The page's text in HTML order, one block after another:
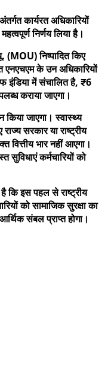
कार्यरत अधिकारियों
निर्णय लिया है।
निष्पादित किए
के उन अधिकारियों
इंडिया में संचालित है, ₹6
कराया जाएगा।
किया जाएगा। स्वास्थ्य
सरकार या राष्ट्रीय
वित्तीय भार नहीं आएगा।
सुविधाएं कर्मचारियों को
है कि इस पहल से राष्ट्रीय
को सामाजिक सुरक्षा का
संबल प्राप्त होगा।